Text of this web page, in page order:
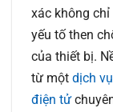
xác không
yếu tố then
của thiết bị.
từ một dịch
điện tử